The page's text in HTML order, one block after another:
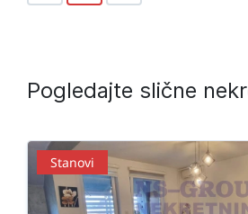
Pogledajte slične
Stanovi